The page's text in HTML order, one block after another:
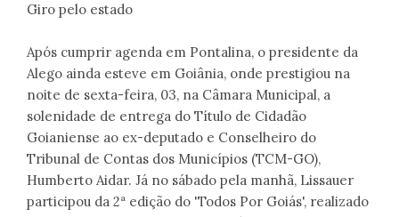
Giro pelo estado
Após cumprir agenda em Pontalina, o presidente da
Alego ainda esteve em Goiânia, onde prestigiou na
noite de sexta-feira, 03, na Câmara Municipal, a
solenidade de entrega do Título de Cidadão
Goianiense ao ex-deputado e Conselheiro do
Tribunal de Contas dos Municípios (TCM-GO),
Humberto Aidar. Já no sábado pela manhã, Lissauer
participou da 2ª edição do 'Todos Por Goiás', realizado